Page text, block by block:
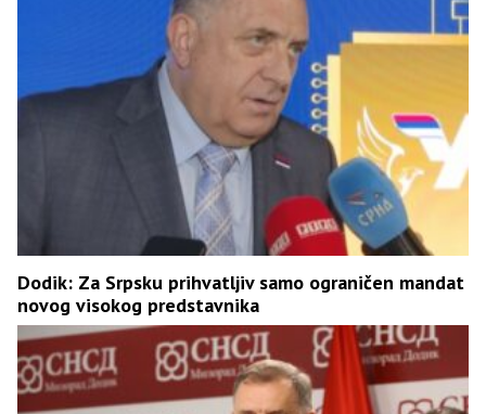
Dodik: Za Srpsku prihvatljiv samo ograničen mandat
novog visokog predstavnika